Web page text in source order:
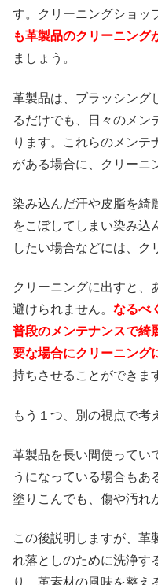
す。クリーニングショッ
も革製品のクリーニング
ましょう。
革製品は、ブラッシング
るだけでも、日々のメン
ります。これらのメンテ
がある場合に、クリーニ
染み込んだ汗や皮脂を綺
をこぼしてしまい染み込
したい場合などには、ク
クリーニングに出すと、
避けられません。 なるべ
普段のメンテナンスで綺
要な場合にクリーニング
持ちさせることができま
もう１つ、別の視点で考
革製品を長い間使ってい
うになっている場合もあ
塗りこんでも、傷や汚れ
この後説明しますが、革
れ落としのために洗浄す